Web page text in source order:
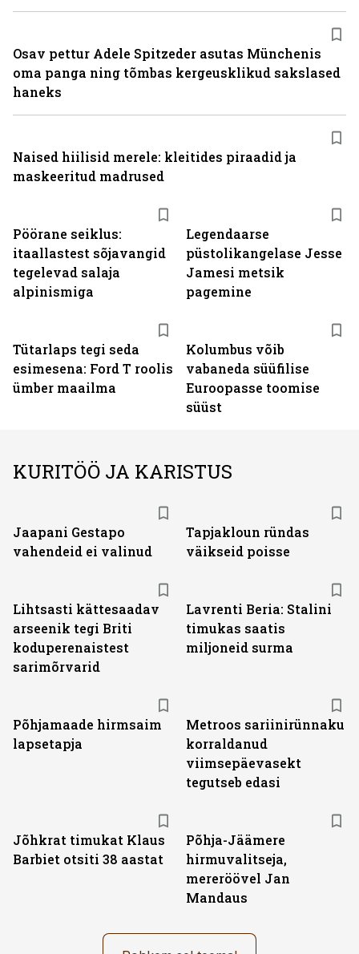
Pöörane seiklus:
itaallastest sõjavangid
tegelevad salaja
alpinismiga
Legendaarse
püstolikangelase Jesse
Jamesi metsik
pagemine
Tütarlaps tegi seda
esimesena: Ford T roolis
ümber maailma
Kolumbus võib
vabaneda süüfilise
Euroopasse toomise
süüst
Osav pettur Adele Spitzeder asutas Münchenis
oma panga ning tõmbas kergeusklikud sakslased
haneks
Naised hiilisid merele: kleitides piraadid ja
maskeeritud madrused
KURITÖÖ JA KARISTUS
Jaapani Gestapo
vahendeid ei valinud
Tapjakloun ründas
väikseid poisse
Lihtsasti kättesaadav
arseenik tegi Briti
koduperenaistest
sarimõrvarid
Lavrenti Beria: Stalini
timukas saatis
miljoneid surma
Põhjamaade hirmsaim
lapsetapja
Metroos sariinirünnaku
korraldanud
viimsepäevasekt
tegutseb edasi
Jõhkrat timukat Klaus
Barbiet otsiti 38 aastat
Põhja-Jäämere
hirmuvalitseja,
mereröövel Jan
Mandaus